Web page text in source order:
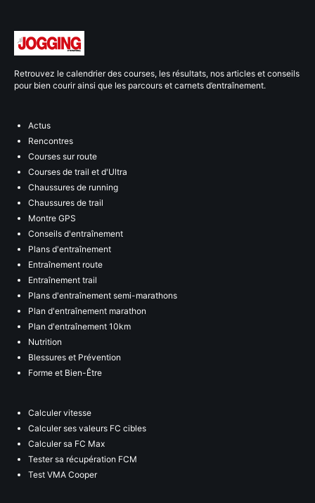
Retrouvez le calendrier des courses, les résultats, nos articles et conseils
pour bien courir ainsi que les parcours et carnets d’entraînement.
Actus
Rencontres
Courses sur route
Courses de trail et d'Ultra
Chaussures de running
Chaussures de trail
Montre GPS
Conseils d'entraînement
Plans d'entraînement
Entraînement route
Entraînement trail
Plans d'entraînement semi-marathons
Plan d'entraînement marathon
Plan d'entraînement 10km
Nutrition
Blessures et Prévention
Forme et Bien-Être
Calculer vitesse
Calculer ses valeurs FC cibles
Calculer sa FC Max
Tester sa récupération FCM
Test VMA Cooper